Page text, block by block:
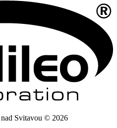
Svitavou © 2026